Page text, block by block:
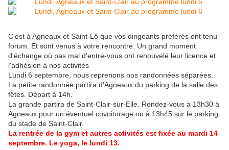
C'est à Agneaux et Saint-Lô que vos dirigeants préférés ont tenu
forum. Et sont venus à votre rencontre. Un grand moment
d'échange où pas mal d'entre-vous ont renouvelé leur licence et
l'adhésion à nos activités
Lundi 6 septembre, nous reprenons nos randonnées séparées.
La petite randonnée partira d'Agneaux du parking de la salle des
fêtes. Départ à 14h.
La grande partira de Saint-Clair-sur-Elle. Rendez-vous à 13h30 à
Agneaux pour un éventuel covoiturage ou à 13h45 sur le parking
du stade de Saint-Clair.
La rentrée de la gym et autres activités est fixée au mardi 14
septembre. Le yoga, le lundi 13.